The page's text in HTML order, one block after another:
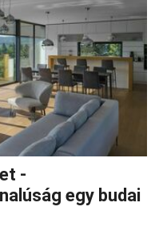
-
egy budai